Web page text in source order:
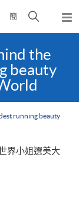
簡
開
尋
介
彈
出
the
beauty
running beauty
界小姐選美大